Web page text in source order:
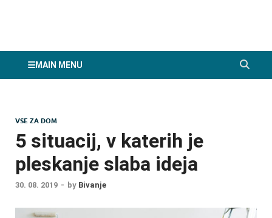
MAIN MENU
VSE ZA DOM
5 situacij, v katerih je
pleskanje slaba ideja
30. 08. 2019 - by Bivanje